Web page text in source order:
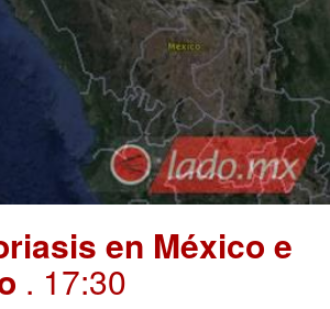
en México e
. 17:30